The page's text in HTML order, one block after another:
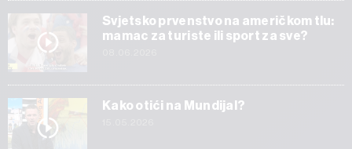
Svjetsko prvenstvo na američkom tlu:
mamac za turiste ili sport za sve?
Kako otići na Mundijal?